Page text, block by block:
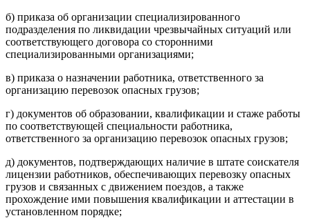
б) приказа об организации специализированного
подразделения по ликвидации чрезвычайных ситуаций или
соответствующего договора со сторонними
специализированными организациями;
в) приказа о назначении работника, ответственного за
организацию перевозок опасных грузов;
г) документов об образовании, квалификации и стаже работы
по соответствующей специальности работника,
ответственного за организацию перевозок опасных грузов;
д) документов, подтверждающих наличие в штате соискателя
лицензии работников, обеспечивающих перевозку опасных
грузов и связанных с движением поездов, а также
прохождение ими повышения квалификации и аттестации в
установленном порядке;